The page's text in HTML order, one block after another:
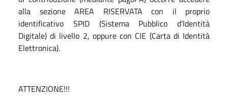
alla sezione AREA RISERVATA con il proprio
identificativo SPID (Sistema Pubblico d’Identità
Digitale) di livello 2, oppure con CIE (Carta di Identità
Elettronica).
ATTENZIONE!!!